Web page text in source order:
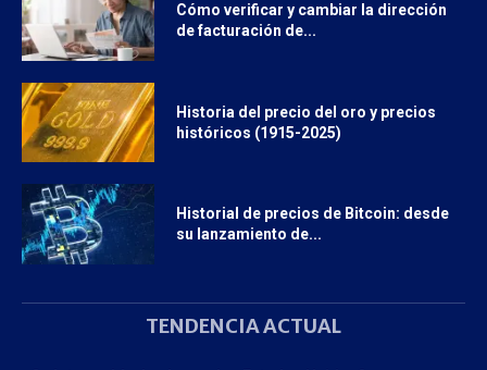
Cómo verificar y cambiar la dirección
de facturación de...
Historia del precio del oro y precios
históricos (1915-2025)
Historial de precios de Bitcoin: desde
su lanzamiento de...
TENDENCIA ACTUAL